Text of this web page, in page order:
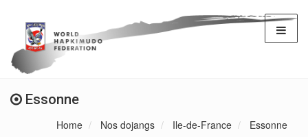
Essonne
Home Nos dojangs Ile-de-France Essonne